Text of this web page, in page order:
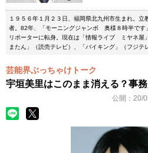
１９５６年１月２３日、福岡県北九州市生まれ。
者。82年、「モーニングジャンボ 奥様８時半です
リポーターに転身。現在は「情報ライブ ミヤネ屋
またん」（読売テレビ）、「バイキング」（フジテ
芸能界ぶっちゃけトーク
宇垣美里はこのまま消える？事
公開： 20/